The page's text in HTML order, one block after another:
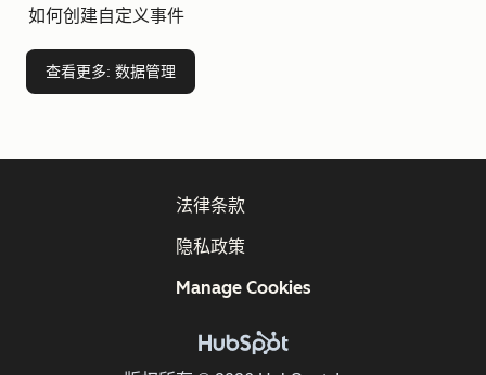
如何创建自定义事件
查看更多: 数据管理
法律条款
隐私政策
Manage Cookies